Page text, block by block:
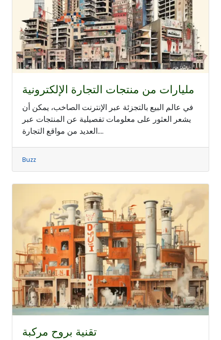
مليارات من منتجات التجارة الإلكترونية
في عالم البيع بالتجزئة عبر الإنترنت الصاخب، يمكن أن
يشعر العثور على معلومات تفصيلية عن المنتجات عبر
العديد من مواقع التجارة....
Buzz
تقنية بروح مركبة